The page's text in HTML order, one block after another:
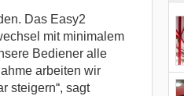
Das Easy2
mit minimalem
Bediener alle
arbeiten wir
steigern“, sagt